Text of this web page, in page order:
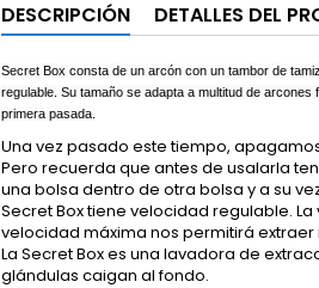
DESCRIPCIÓN DETALLES DEL
Secret Box consta de un arcón con un tambor de
regulable. Su tamaño se adapta a multitud de
primera pasada.
Una vez pasado este tiempo,
Pero recuerda que antes de usalarla
una bolsa dentro de otra bolsa y a su
Secret Box tiene velocidad regulable.
velocidad máxima nos permitirá
La Secret Box es una lavadora de
glándulas caigan al fondo.